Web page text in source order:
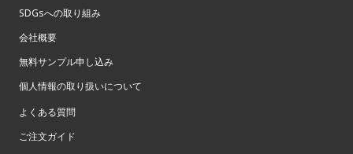
SDGsへの取り組み
会社概要
無料サンプル申し込み
個人情報の取り扱いについて
よくある質問
ご注文ガイド